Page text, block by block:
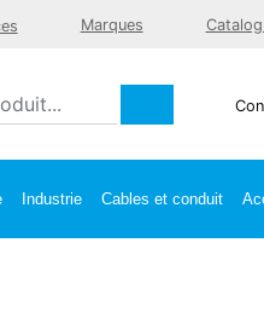
Marques
Industrie Cables et conduit